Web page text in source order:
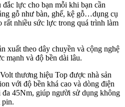
đắc lực cho bạn mỗi khi bạn cần
gỗ như bàn, ghế, kệ gỗ…dụng cụ
rất nhiều sức lực trong quá trình làm
xuất theo dây chuyền và cộng nghệ
mạnh và độ bền dài lâu.
thương hiệu Top được nhà sản
với độ bền khá cao và dòng điện
45Nm, giúp người sử dụng không
pin.